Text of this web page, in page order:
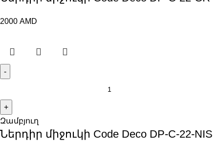
2000 AMD
Զամբյուղ
Ներդիր միջուկի Code Deco DP-C-22-NIS